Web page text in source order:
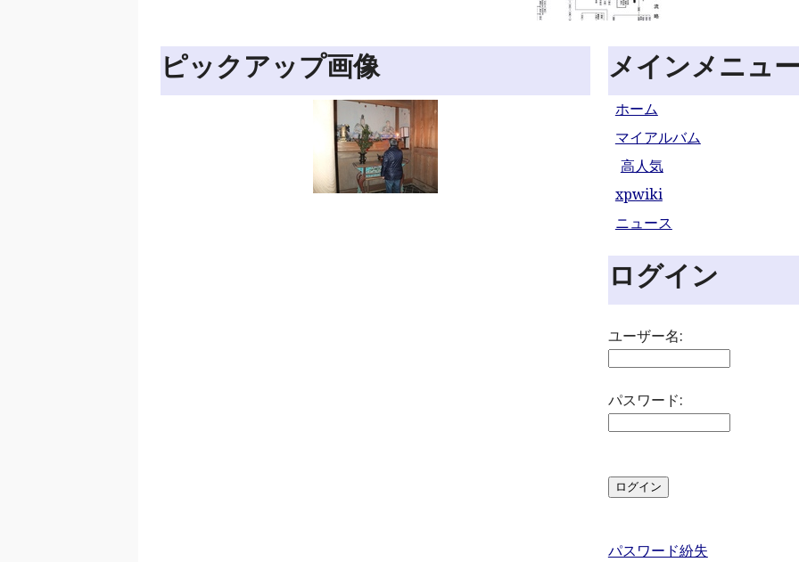
ピックアップ画像 メインメニュ
ホーム
マイアルバム
高人気
xpwiki
ニュース
ログイン
ユーザー名:
パスワード:
パスワード紛失